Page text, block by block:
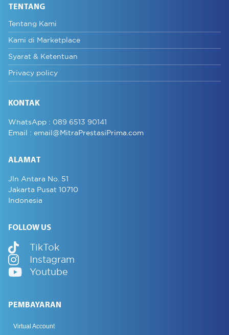
TENTANG
Tentang Kami
Kami di Marketplace
Syarat & Ketentuan
Privacy policy
KONTAK
WhatsApp : 089 6513 90141
Email : email@MitraPrestasiPrima.com
ALAMAT
Jln Antara No. 51
Jakarta Pusat 10710
Indonesia
FOLLOW US
TikTok
Instagram
Youtube
PEMBAYARAN
Virtual Account